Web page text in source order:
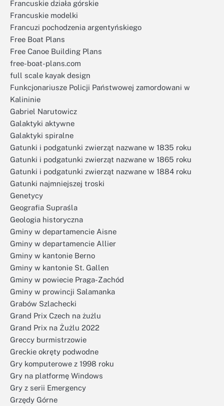
Francuskie działa górskie
Francuskie modelki
Francuzi pochodzenia argentyńskiego
Free Boat Plans
Free Canoe Building Plans
free-boat-plans.com
full scale kayak design
Funkcjonariusze Policji Państwowej zamordowani w
Kalininie
Gabriel Narutowicz
Galaktyki aktywne
Galaktyki spiralne
Gatunki i podgatunki zwierząt nazwane w 1835 roku
Gatunki i podgatunki zwierząt nazwane w 1865 roku
Gatunki i podgatunki zwierząt nazwane w 1884 roku
Gatunki najmniejszej troski
Genetycy
Geografia Supraśla
Geologia historyczna
Gminy w departamencie Aisne
Gminy w departamencie Allier
Gminy w kantonie Berno
Gminy w kantonie St. Gallen
Gminy w powiecie Praga-Zachód
Gminy w prowincji Salamanka
Grabów Szlachecki
Grand Prix Czech na żużlu
Grand Prix na Żużlu 2022
Greccy burmistrzowie
Greckie okręty podwodne
Gry komputerowe z 1998 roku
Gry na platformę Windows
Gry z serii Emergency
Grzędy Górne